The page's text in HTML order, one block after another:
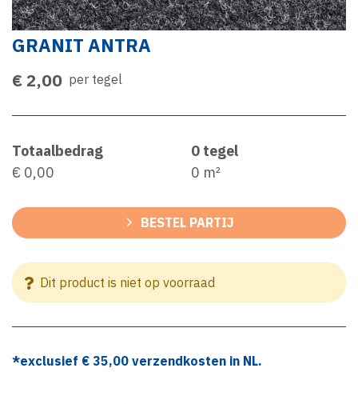
GRANIT ANTRA
€ 2,00 per tegel
Totaalbedrag
€ 0,00
0 tegel
0 m²
BESTEL PARTIJ
Dit product is niet op voorraad
*exclusief € 35,00 verzendkosten in NL.